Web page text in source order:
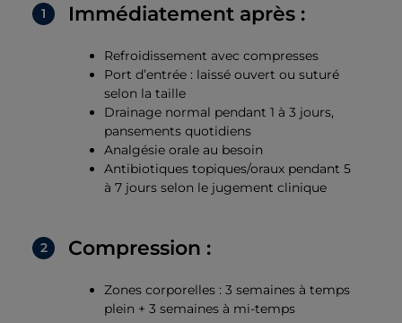
Immédiatement après :
Refroidissement avec compresses
Port d’entrée : laissé ouvert ou suturé
selon la taille
Drainage normal pendant 1 à 3 jours,
pansements quotidiens
Analgésie orale au besoin
Antibiotiques topiques/oraux pendant 5
à 7 jours selon le jugement clinique
Compression :
Zones corporelles : 3 semaines à temps
plein + 3 semaines à mi-temps